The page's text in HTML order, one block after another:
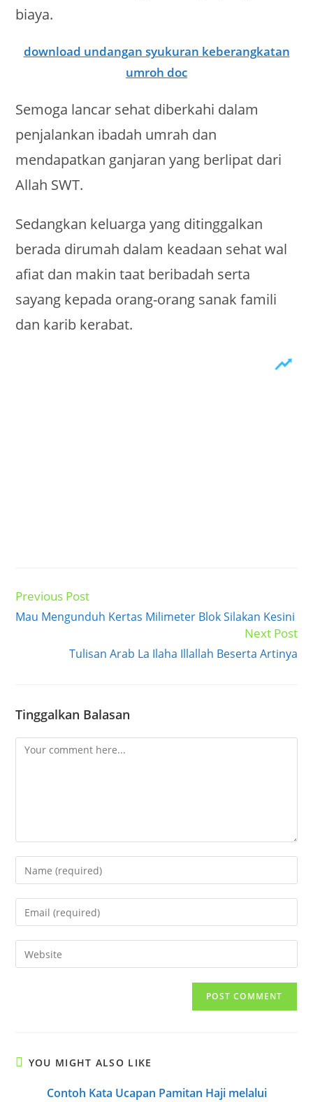
biaya.
download undangan syukuran keberangkatan
umroh doc
Semoga lancar sehat diberkahi dalam
penjalankan ibadah umrah dan
mendapatkan ganjaran yang berlipat dari
Allah SWT.
Sedangkan keluarga yang ditinggalkan
berada dirumah dalam keadaan sehat wal
afiat dan makin taat beribadah serta
sayang kepada orang-orang sanak famili
dan karib kerabat.
Read
articles
Previous Post
Mau Mengunduh Kertas Milimeter Blok Silakan Kesini
Next Post
Tulisan Arab La Ilaha Illallah Beserta Artinya
Tinggalkan Balasan
Comment
Enter
your
name
comment
Enter
your
email
address
Enter
your
YOU MIGHT ALSO LIKE
Contoh Kata Ucapan Pamitan Haji melalui